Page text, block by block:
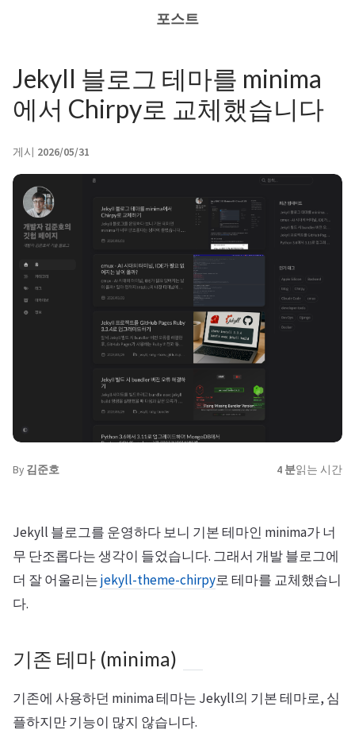
포스트
Jekyll 블로그 테마를 minima
에서 Chirpy로 교체했습니다
게시 2026/05/31
By 김준호 4 분읽는 시간
Jekyll 블로그를 운영하다 보니 기본 테마인 minima가 너
무 단조롭다는 생각이 들었습니다. 그래서 개발 블로그에
더 잘 어울리는jekyll-theme-chirpy로 테마를 교체했습니
다.
기존 테마 (minima)
기존에 사용하던 minima 테마는 Jekyll의 기본 테마로, 심
플하지만 기능이 많지 않습니다.